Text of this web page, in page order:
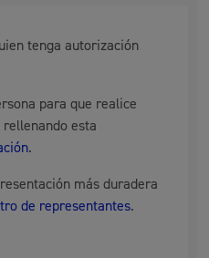
tenga autorización
para que realice
esta
.
más duradera
de representantes.